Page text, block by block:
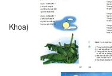
Khoa)